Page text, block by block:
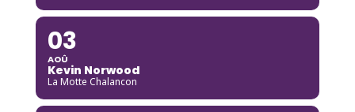
03
AOÛ
Kevin Norwood
La Motte Chalancon